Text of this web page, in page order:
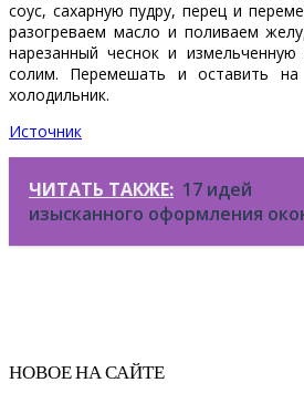
соус, сахарную пудру, перец и
разогреваем масло и поливаем
нарезанный чеснок и измельченную
солим. Перемешать и оставить
холодильник.
Источник
ЧИТАТЬ ТАКЖЕ: 17 идей
изысканного оформления
НОВОЕ НА САЙТЕ